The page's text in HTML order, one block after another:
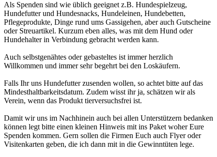
Als Spenden sind wie üblich geeignet z.B. Hundespielzeug,
Hundefutter und Hundesnacks, Hundeleinen, Hundebetten,
Pflegeprodukte, Dinge rund ums Gassigehen, aber auch Gutscheine
oder Streuartikel. Kurzum eben alles, was mit dem Hund oder
Hundehalter in Verbindung gebracht werden kann.
Auch selbstgenähtes oder gebasteltes ist immer herzlich
Willkommen und immer sehr begehrt bei den Loskäufern.
Falls Ihr uns Hundefutter zusenden wollen, so achtet bitte auf das
Mindesthaltbarkeitsdatum. Zudem wisst ihr ja, schätzen wir als
Verein, wenn das Produkt tierversuchsfrei ist.
Damit wir uns im Nachhinein auch bei allen Unterstützern bedanken
können legt bitte einen kleinen Hinweis mit ins Paket woher Eure
Spenden kommen. Gern sollen die Firmen Euch auch Flyer oder
Visitenkarten geben, die ich dann mit in die Gewinntüten lege.